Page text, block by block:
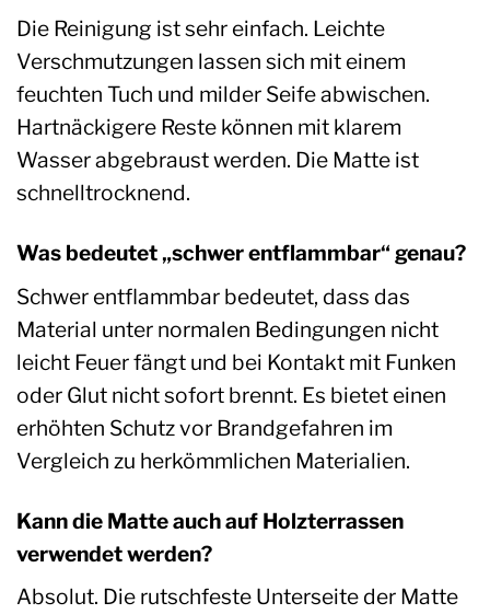
Die Reinigung ist sehr einfach. Leichte
Verschmutzungen lassen sich mit einem
feuchten Tuch und milder Seife abwischen.
Hartnäckigere Reste können mit klarem
Wasser abgebraust werden. Die Matte ist
schnelltrocknend.
Was bedeutet „schwer entflammbar“ genau?
Schwer entflammbar bedeutet, dass das
Material unter normalen Bedingungen nicht
leicht Feuer fängt und bei Kontakt mit Funken
oder Glut nicht sofort brennt. Es bietet einen
erhöhten Schutz vor Brandgefahren im
Vergleich zu herkömmlichen Materialien.
Kann die Matte auch auf Holzterrassen
verwendet werden?
Absolut. Die rutschfeste Unterseite der Matte